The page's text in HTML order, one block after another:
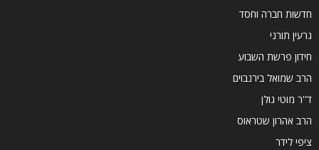
חדשות חברה וחסד
גרעין תורני
חידון פרשת השבוע
הרב שמואל בירנבוים
ד''ר מוטי גולן
הרב אהרון שטראוס
ציפי לידר